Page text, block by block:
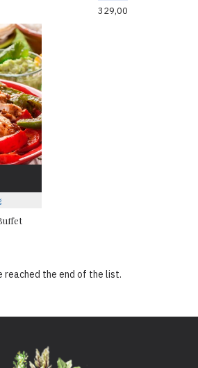
329,00
reached the end of the list.